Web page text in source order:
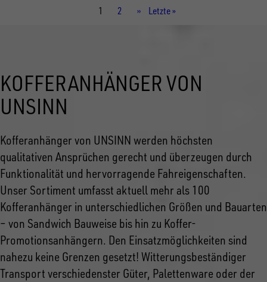
Aktuelle
1 Seite
2
Nächste
››
Letzte
Letzte »
KOFFERANHÄNGER VON
UNSINN
Kofferanhänger von UNSINN werden höchsten
qualitativen Ansprüchen gerecht und überzeugen durch
Funktionalität und hervorragende Fahreigenschaften.
Unser Sortiment umfasst aktuell mehr als 100
Kofferanhänger in unterschiedlichen Größen und Bauarten
– von Sandwich Bauweise bis hin zu Koffer-
Promotionsanhängern. Den Einsatzmöglichkeiten sind
nahezu keine Grenzen gesetzt! Witterungsbeständiger
Transport verschiedenster Güter, Palettenware oder der